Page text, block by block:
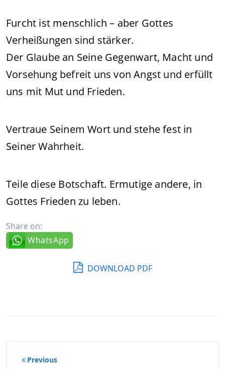
Furcht ist menschlich – aber Gottes
Verheißungen sind stärker.
Der Glaube an Seine Gegenwart, Macht und
Vorsehung befreit uns von Angst und erfüllt
uns mit Mut und Frieden.
Vertraue Seinem Wort und stehe fest in
Seiner Wahrheit.
Teile diese Botschaft. Ermutige andere, in
Gottes Frieden zu leben.
Share on:
WhatsApp
DOWNLOAD PDF
Beitragsnavigation
Previous